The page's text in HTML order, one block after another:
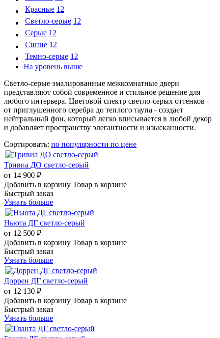
Красные 12
Светло-серые 12
Серые 12
Синие 12
Темно-серые 12
На уровень выше
Светло-серые эмалированные межкомнатные двери
представляют собой современное и стильное решение для
любого интерьера. Цветовой спектр светло-серых оттенков -
от приглушенного серебра до теплого таупа - создает
нейтральный фон, который легко вписывается в любой декор
и добавляет пространству элегантности и изысканности.
Сортировать: по популярности по цене
Тривиа ДО светло-серый
от 14 900 ₽
Добавить в корзину Товар в корзине
Быстрый заказ
Узнать больше
Ньюта ДГ светло-серый
от 12 500 ₽
Добавить в корзину Товар в корзине
Быстрый заказ
Узнать больше
Доррен ДГ светло-серый
от 12 130 ₽
Добавить в корзину Товар в корзине
Быстрый заказ
Узнать больше